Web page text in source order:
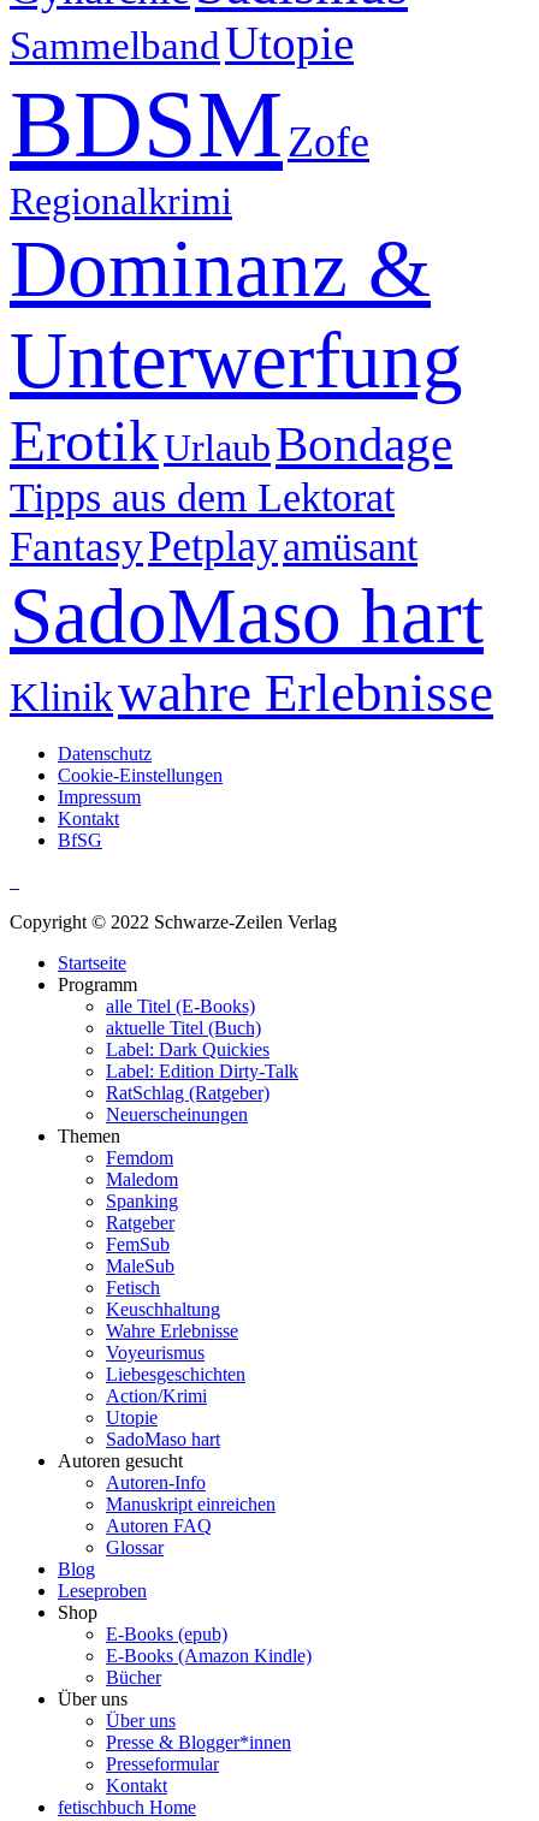
SammelbandUtopie
BDSMZofe
Regionalkrimi
Dominanz &
Unterwerfung
ErotikUrlaubBondage
Tipps aus dem Lektorat
FantasyPetplayamüsant
SadoMaso hart
Klinikwahre Erlebnisse
Datenschutz
Cookie-Einstellungen
Impressum
Kontakt
BfSG
Copyright © 2022 Schwarze-Zeilen Verlag
Startseite
Programm
alle Titel (E-Books)
aktuelle Titel (Buch)
Label: Dark Quickies
Label: Edition Dirty-Talk
RatSchlag (Ratgeber)
Neuerscheinungen
Themen
Femdom
Maledom
Spanking
Ratgeber
FemSub
MaleSub
Fetisch
Keuschhaltung
Wahre Erlebnisse
Voyeurismus
Liebesgeschichten
Action/Krimi
Utopie
SadoMaso hart
Autoren gesucht
Autoren-Info
Manuskript einreichen
Autoren FAQ
Glossar
Blog
Leseproben
Shop
E-Books (epub)
E-Books (Amazon Kindle)
Bücher
Über uns
Über uns
Presse & Blogger*innen
Presseformular
Kontakt
fetischbuch Home